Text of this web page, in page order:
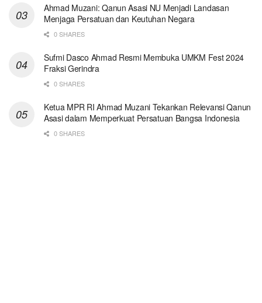
Ahmad Muzani: Qanun Asasi NU Menjadi Landasan
Menjaga Persatuan dan Keutuhan Negara
0 SHARES
Sufmi Dasco Ahmad Resmi Membuka UMKM Fest 2024
Fraksi Gerindra
0 SHARES
Ketua MPR RI Ahmad Muzani Tekankan Relevansi Qanun
Asasi dalam Memperkuat Persatuan Bangsa Indonesia
0 SHARES